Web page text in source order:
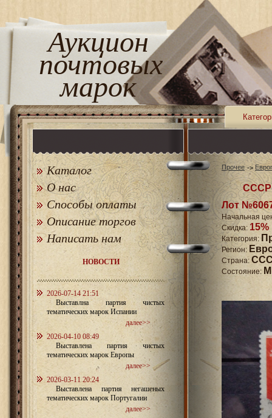
Аукцион
почтовых
марок
Каталог
О нас
Способы оплаты
Описание торгов
Написать нам
НОВОСТИ
2026-07-14 21:51
Выставлна партия чистых
тематических марок Испании
далее>>
2026-04-10 08:49
Выставлена партия чистых
тематических марок Европы
далее>>
2026-03-11 20:24
Выставлена партия негашеных
тематических марок Португалии
далее>>
Прочее
СССР
Лот
Начальная
Скидка: 15%
Категория:
Регион:
Страна:
Состояние: